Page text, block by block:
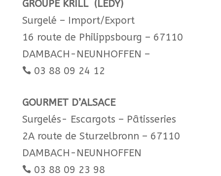
GROUPE KRILL (LEDY)
Surgelé – Import/Export
16 route de Philippsbourg – 67110
DAMBACH-NEUNHOFFEN –
03 88 09 24 12
GOURMET D’ALSACE
Surgelés- Escargots – Pâtisseries
2A route de Sturzelbronn – 67110
DAMBACH-NEUNHOFFEN
03 88 09 23 98​​